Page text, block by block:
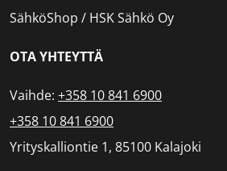
SähköShop / HSK Sähkö Oy
OTA YHTEYTTÄ
Vaihde: +358 10 841 6900
+358 10 841 6900
Yrityskalliontie 1, 85100 Kalajoki